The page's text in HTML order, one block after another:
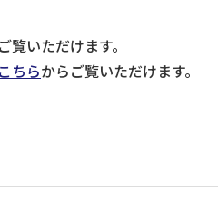
覧いただけます。
こちらからご覧いただけます。